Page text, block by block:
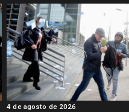
4 de agosto de 2026